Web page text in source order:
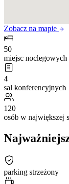
Zobacz na mapie
50
miejsc noclegowych
4
sal konferencyjnych
120
osób w największej
parking strzeżony